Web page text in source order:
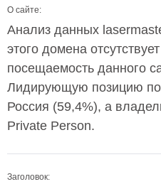
О сайте:
Анализ данных
этого домена
посещаемость данного
Лидирующую позицию
Россия (59,4%), а
Private Person.
Заголовок: